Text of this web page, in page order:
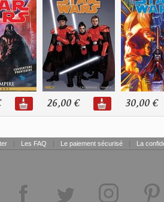
26,00 € 30,00 €
| Les FAQ | Le paiement sécurisé | La